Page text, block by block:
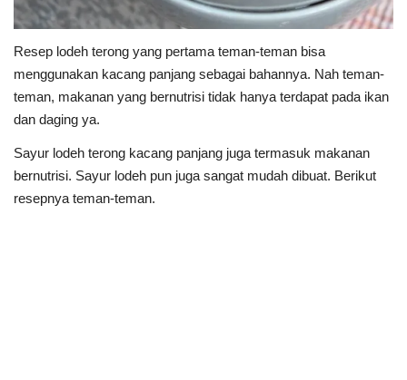
Resep lodeh terong yang pertama teman-teman bisa
menggunakan kacang panjang sebagai bahannya. Nah teman-
teman, makanan yang bernutrisi tidak hanya terdapat pada ikan
dan daging ya.
Sayur lodeh terong kacang panjang juga termasuk makanan
bernutrisi. Sayur lodeh pun juga sangat mudah dibuat. Berikut
resepnya teman-teman.